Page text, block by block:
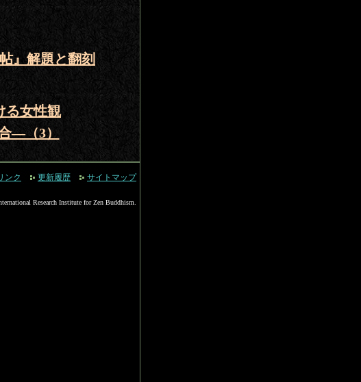
』解題と翻刻
る女性観
―（3）
ンク 更新履歴 サイトマップ
Research Institute for Zen Buddhism.